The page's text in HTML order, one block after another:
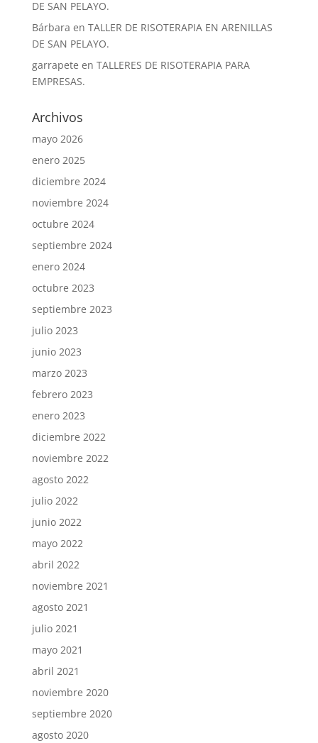
DE SAN PELAYO.
Bárbara en TALLER DE RISOTERAPIA EN ARENILLAS
DE SAN PELAYO.
garrapete en TALLERES DE RISOTERAPIA PARA
EMPRESAS.
Archivos
mayo 2026
enero 2025
diciembre 2024
noviembre 2024
octubre 2024
septiembre 2024
enero 2024
octubre 2023
septiembre 2023
julio 2023
junio 2023
marzo 2023
febrero 2023
enero 2023
diciembre 2022
noviembre 2022
agosto 2022
julio 2022
junio 2022
mayo 2022
abril 2022
noviembre 2021
agosto 2021
julio 2021
mayo 2021
abril 2021
noviembre 2020
septiembre 2020
agosto 2020